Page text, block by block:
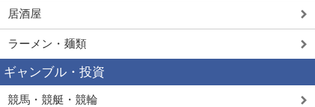
居酒屋
ラーメン・麺類
ギャンブル・投資
競馬・競艇・競輪